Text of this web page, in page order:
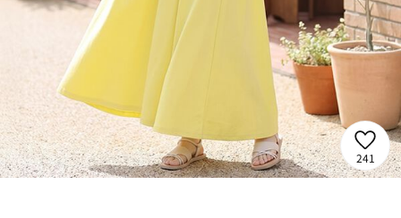
241